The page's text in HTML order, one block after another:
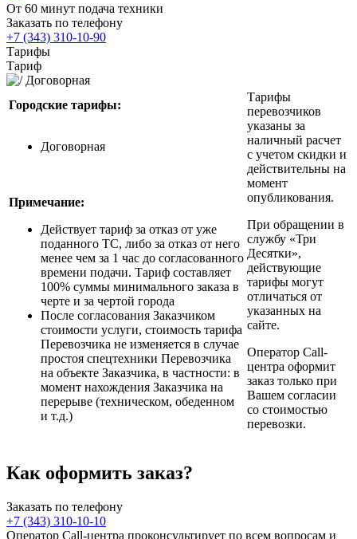
От 60 минут подача техники
Заказать по телефону
+7 (343) 310-10-90
Тарифы
Тариф
Договорная
Городские тарифы:
Договорная
Примечание:
Действует тариф за отказ от уже
поданного ТС, либо за отказ от него
менее чем за 1 час до согласованного
времени подачи. Тариф составляет
100% суммы минимального заказа в
черте и за чертой города
После согласования Заказчиком
стоимости услуги, стоимость тарифа
Перевозчика не изменяется в случае
простоя спецтехники Перевозчика
на объекте Заказчика, в частности: в
момент нахождения Заказчика на
перерыве (техническом, обеденном
и т.д.)
Тарифы
перевозчиков
указаны за
наличный расчет
с учетом скидки и
действительны на
момент
опубликования.
При обращении в
службу «‎Три
Десятки»‎,
действующие
тарифы могут
отличаться от
указанных на
сайте.
Оператор Call-
центра оформит
заказ только при
Вашем согласии
со стоимостью
перевозки.
Как оформить заказ?
Заказать по телефону
+7 (343) 310-10-10
Оператор Call-центра проконсультирует по всем вопросам и